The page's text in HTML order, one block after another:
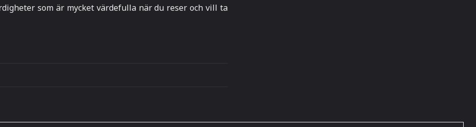
som är mycket värdefulla när du reser och vill ta